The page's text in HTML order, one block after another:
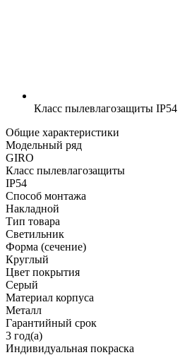
Класс пылевлагозащиты IP54
Общие характеристики
Модельный ряд
GIRO
Класс пылевлагозащиты
IP54
Способ монтажа
Накладной
Тип товара
Светильник
Форма (сечение)
Круглый
Цвет покрытия
Серый
Материал корпуса
Металл
Гарантийный срок
3 год(а)
Индивидуальная покраска